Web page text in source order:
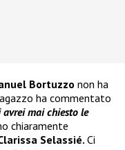
Bortuzzo non ha
ha commentato
avrei mai chiesto le
chiaramente
Selassié.Ci